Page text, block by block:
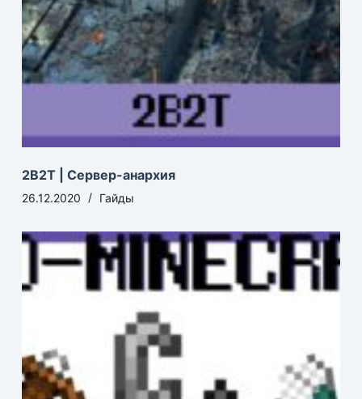
2B2T | Сервер-анархия
26.12.2020 Гайды